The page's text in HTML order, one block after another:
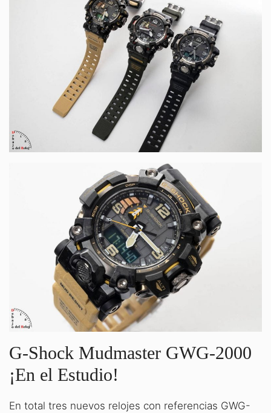
G-Shock Mudmaster GWG-2000
¡En el Estudio!
En total tres nuevos relojes con referencias GWG-